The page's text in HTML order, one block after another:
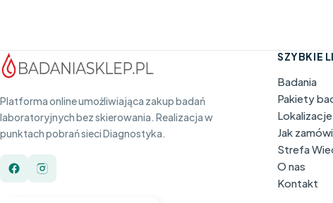
Platforma online umożliwiająca zakup badań
laboratoryjnych bez skierowania. Realizacja w
punktach pobrań sieci Diagnostyka.
SZYBKIE
Badania
Pakiety
Lokalizacje
Jak
Strefa
O nas
Kontakt